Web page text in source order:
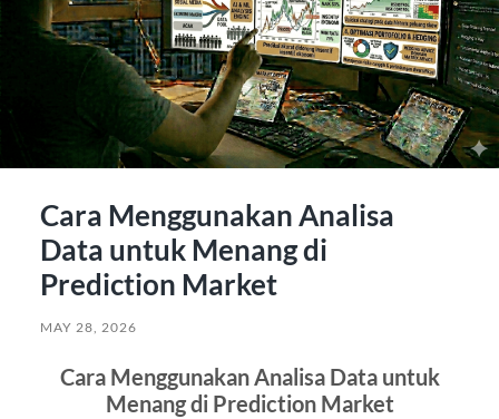
Cara Menggunakan Analisa
Data untuk Menang di
Prediction Market
MAY 28, 2026
Cara Menggunakan Analisa Data untuk
Menang di Prediction Market